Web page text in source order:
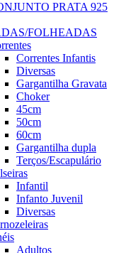
PRATA 925
FOLHEADAS
Correntes Infantis
Diversas
Gargantilha Gravata
Choker
45cm
50cm
60cm
Gargantilha dupla
Terços/Escapulário
Infantil
Infanto Juvenil
Diversas
Adultos